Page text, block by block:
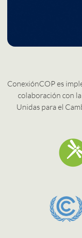
ConexiónCOP es
colaboración con
Unidas para el